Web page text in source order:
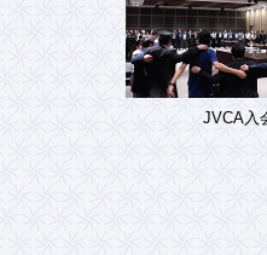
JVCA入